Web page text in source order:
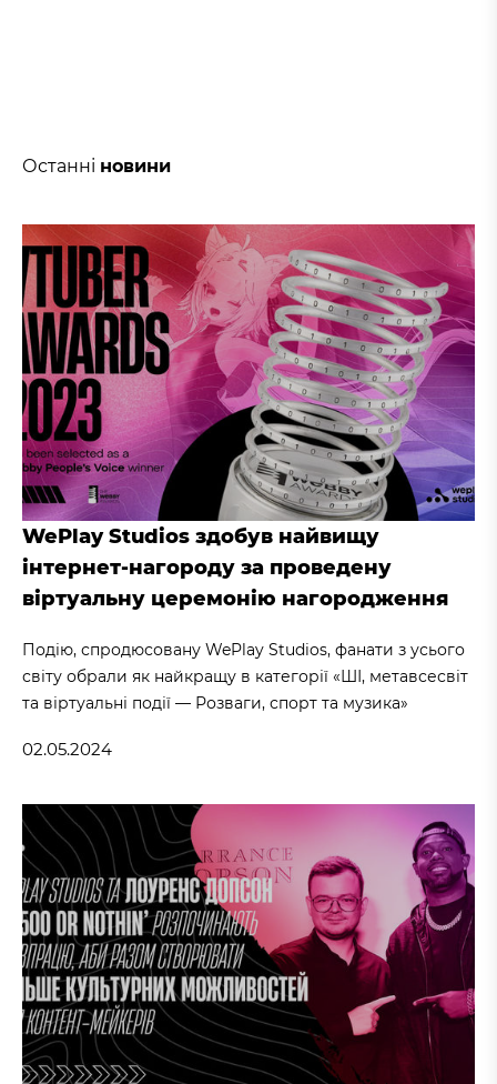
Останні новини
WePlay Studios здобув найвищу
інтернет-нагороду за проведену
віртуальну церемонію нагородження
Подію, спродюсовану WePlay Studios, фанати з усього
світу обрали як найкращу в категорії «ШІ, метавсесвіт
та віртуальні події — Розваги, спорт та музика»
02.05.2024